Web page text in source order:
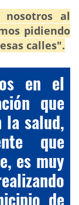
nosotros al
pidiendo
calles".
en el
que
la salud,
que
es muy
de